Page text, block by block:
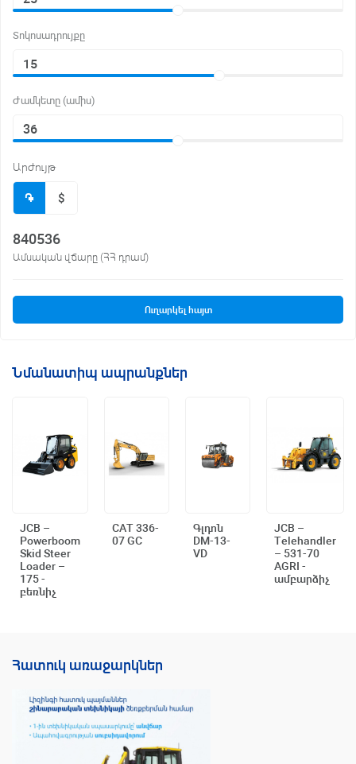
Տոկոսադրույքը
Ժամկետը (ամիս)
Արժույթ
֌ $
840536
Ամսական վճարը (ՀՀ դրամ)
Ուղարկել հայտ
Նմանատիպ ապրանքներ
Արագ դիտում
JCB –
Powerboom
Skid Steer
Loader –
175 -
բեռնիչ
Արագ դիտում
CAT 336-
07 GC
Արագ դիտում
Գլդոն
DM-13-
VD
Արագ դիտում
JCB –
Telehandler
– 531-70
AGRI -
ամբարձիչ
Հատուկ առաջարկներ